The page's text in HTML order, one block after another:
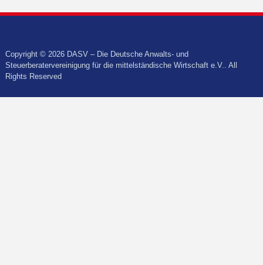
Copyright © 2026 DASV – Die Deutsche Anwalts- und
Steuerberatervereinigung für die mittelständische Wirtschaft e.V.. All
Rights Reserved